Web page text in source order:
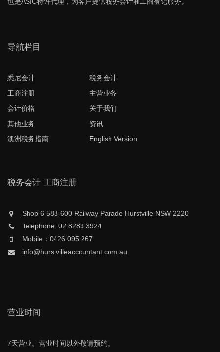
导航栏目
悉尼会计
税务会计
工商注册
主营业务
会计价格
关于我们
其他业务
资讯
澳洲税务指南
English Version
税务会计 工商注册
Shop 6 588-600 Railway Parade Hurstville NSW 2220
Telephone: 02 8283 3924
Mobile：0426 095 267
info@hurstvilleaccountant.com.au
营业时间
7天营业。营业时间以外敬请预约。